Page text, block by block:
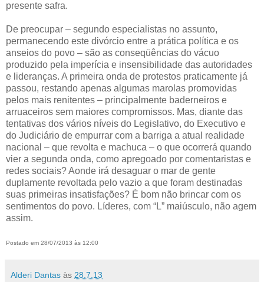
presente safra.
De preocupar – segundo especialistas no assunto,
permanecendo este divórcio entre a prática política e os
anseios do povo – são as conseqüências do vácuo
produzido pela imperícia e insensibilidade das autoridades
e lideranças. A primeira onda de protestos praticamente já
passou, restando apenas algumas marolas promovidas
pelos mais renitentes – principalmente baderneiros e
arruaceiros sem maiores compromissos. Mas, diante das
tentativas dos vários níveis do Legislativo, do Executivo e
do Judiciário de empurrar com a barriga a atual realidade
nacional – que revolta e machuca – o que ocorrerá quando
vier a segunda onda, como apregoado por comentaristas e
redes sociais? Aonde irá desaguar o mar de gente
duplamente revoltada pelo vazio a que foram destinadas
suas primeiras insatisfações? É bom não brincar com os
sentimentos do povo. Líderes, com “L” maiúsculo, não agem
assim.
Postado em 28/07/2013 às 12:00
Alderi Dantas às 28.7.13